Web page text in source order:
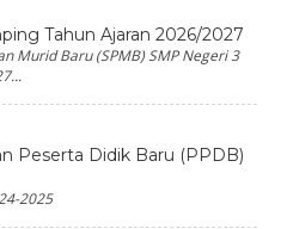
Tahun Ajaran 2026/2027
Murid Baru (SPMB) SMP Negeri 3
Peserta Didik Baru (PPDB)
2025